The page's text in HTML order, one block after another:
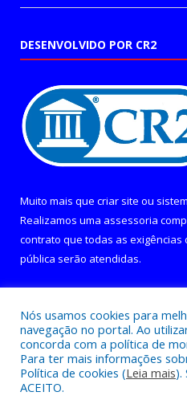
DESENVOLVIDO POR CR2
Muito mais que criar site ou
Realizamos uma assessoria
contrato que todas as exigências
pública serão atendidas.
Todos os direitos reservados a
Nós usamos cookies para
navegação no portal. Ao
concorda com a política de
Para ter mais informações
Política de cookies (Leia mais).
ACEITO.